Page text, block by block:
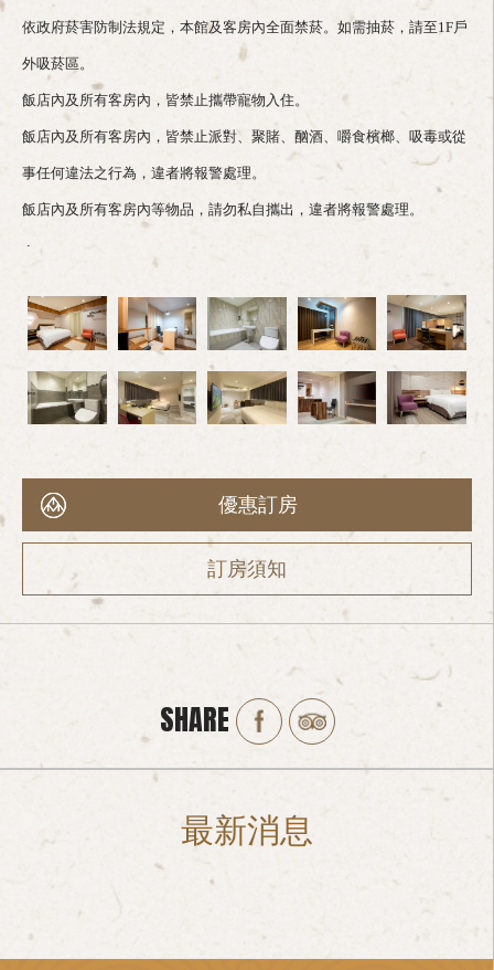
依政府菸害防制法規定，本館及客房內全面禁菸。如需抽菸，請至1F戶
外吸菸區。
飯店內及所有客房內，皆禁止攜帶寵物入住。
飯店內及所有客房內，皆禁止派對、聚賭、酗酒、嚼食檳榔、吸毒或從
事任何違法之行為，違者將報警處理。
飯店內及所有客房內等物品，請勿私自攜出，違者將報警處理。
.
優惠訂房
訂房須知
SHARE
最新消息